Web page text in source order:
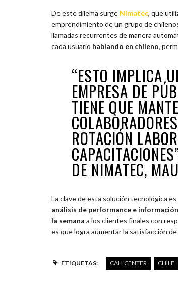
De este dilema surge Nimatec, que
emprendimiento de un grupo de
llamadas recurrentes de manera
cada usuario hablando en chileno,
“ESTO IMPLICA
EMPRESA DE
TIENE QUE
ROTACIÓN
DE NIMATEC,
La clave de esta solución tecnológica
análisis de performance e
la semana a los clientes finales con
es que logra aumentar la satisfacción
ETIQUETAS: CALLCENTER CHILE